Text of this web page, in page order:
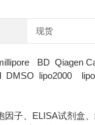
现货
BD Qiagen
DMSO lipo2000
因子、ELISA试剂盒